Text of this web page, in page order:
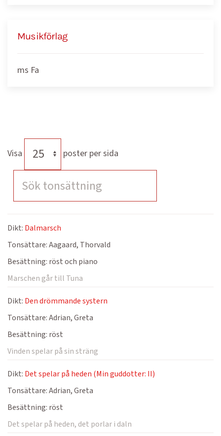
Musikförlag
ms Fa
Visa poster per sida
Dikt: Dalmarsch
Tonsättare:Aagaard, Thorvald
Besättning: röst och piano
Marschen går till Tuna
Dikt: Den drömmande systern
Tonsättare:Adrian, Greta
Besättning: röst
Vinden spelar på sin sträng
Dikt: Det spelar på heden (Min guddotter: II)
Tonsättare:Adrian, Greta
Besättning: röst
Det spelar på heden, det porlar i daln